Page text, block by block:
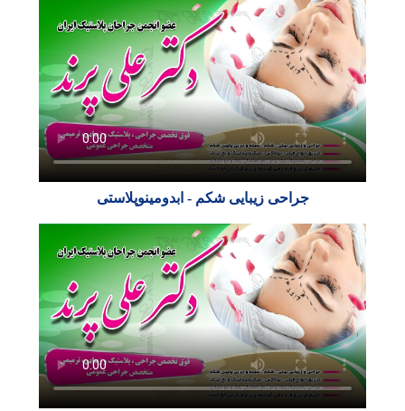
جراحی زیبایی شکم - ابدومینوپلاستی